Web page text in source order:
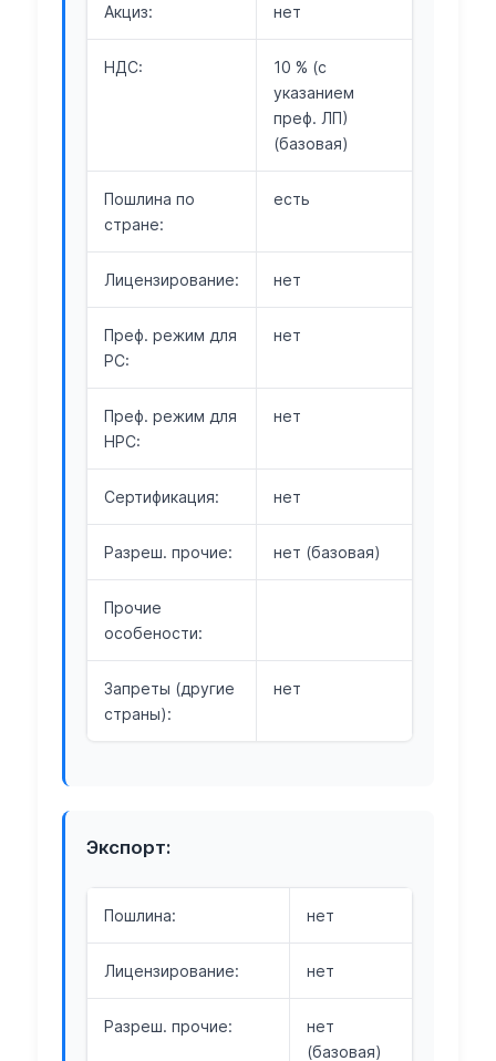
Акциз: нет
НДС:
10 % (с
указанием
преф. ЛП)
(базовая)
Пошлина по
стране:
есть
Лицензирование: нет
Преф. режим для
РС:
нет
Преф. режим для
НРС:
нет
Сертификация: нет
Разреш. прочие: нет (базовая)
Прочие
особености:
Запреты (другие
страны):
нет
Экспорт:
Пошлина: нет
Лицензирование: нет
Разреш. прочие:
нет
(базовая)